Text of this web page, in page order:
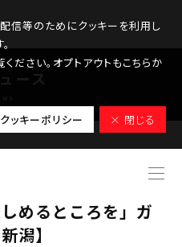
信等のためにクッキーを利用し
ださい。オプトアウトもこちらか
クッキーポリシー × 閉じる
覚味わうイベント
めるところを」ガ
潟】